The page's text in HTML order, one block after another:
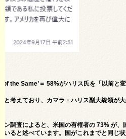
the Same’＝ 58%がハリス氏を「以前と
考えており、カマラ・ハリス副大統領が
調査によると、米国の有権者の 73% が、
ると述べています。国がこれまでと同じ